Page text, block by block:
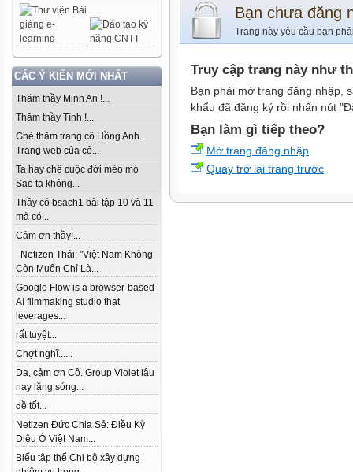
CÁC Ý KIẾN MỚI NHẤT
Thăm thầy Minh An !...
Thăm thầy Tình !...
Ghé thăm trang cô Hồng Anh.
Trang web của cô...
Ta hay chê cuộc đời méo mó
Sao ta không...
Thầy có bsach1 bài tập 10 và 11
mà có...
Cảm ơn thầy!...
Netizen Thái: "Việt Nam Không
Còn Muốn Chỉ Là...
Google Flow is a browser-based
AI filmmaking studio that
leverages...
rất tuyệt...
Chợt nghĩ......
Dạ, cảm ơn Cô. Group Violet lâu
nay lặng sóng...
đề tốt...
Netizen Đức Chia Sẻ: Điều Kỳ
Diệu Ở Việt Nam...
Biểu tập thể Chi bộ xây dựng
Bạn chưa đăng
Trang này yêu cầu bạn
Truy cập trang này như
Bạn phải mở trang đăng nhập,
khẩu đã đăng ký rồi nhấn nút
Bạn làm gì tiếp theo?
Mở trang đăng nhập
Quay trở lại trang trước